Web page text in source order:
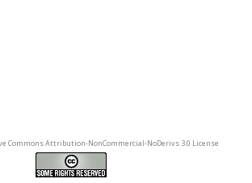
Commons Attribution-NonCommercial-NoDerivs 3.0 License